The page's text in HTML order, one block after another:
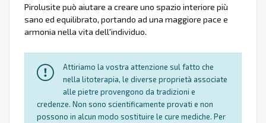
Pirolusite può aiutare a creare uno spazio interiore più
sano ed equilibrato, portando ad una maggiore pace e
armonia nella vita dell'individuo.
Attiriamo la vostra attenzione sul fatto che
nella litoterapia, le diverse proprietà associate
alle pietre provengono da tradizioni e
credenze. Non sono scientificamente provati e non
possono in alcun modo sostituire le cure mediche. Per